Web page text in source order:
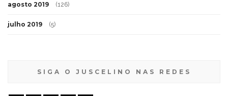
agosto 2019 (126)
julho 2019 (5)
SIGA O JUSCELINO NAS REDES